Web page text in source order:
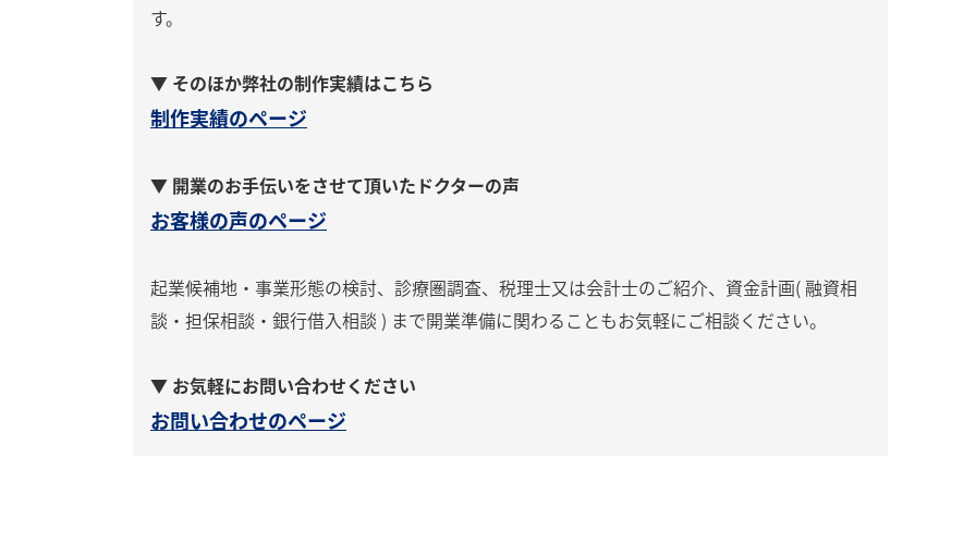
す。
▼ そのほか弊社の制作実績はこちら
制作実績のページ
▼ 開業のお手伝いをさせて頂いたドクターの声
お客様の声のページ
起業候補地・事業形態の検討、診療圏調査、税理士又は会計士のご紹介、資金計画( 融資相
談・担保相談・銀行借入相談 ) まで開業準備に関わることもお気軽にご相談ください。
▼ お気軽にお問い合わせください
お問い合わせのページ